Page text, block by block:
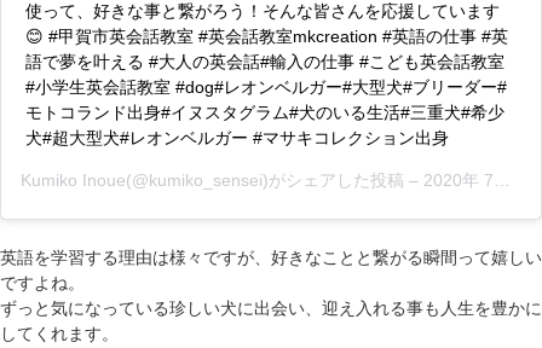
使って、好きな事と繋がろう！そんな皆さんを応援しています
😊 #甲賀市英会話教室 #英会話教室mkcreation #英語の仕事 #英
語で夢を叶える #大人の英会話#輸入の仕事 #こども英会話教室
#小学生英会話教室 #dog#レオンベルガー#大型犬#ブリーダー#
モトコランド出身#イヌスタグラム#犬のいる生活#三重犬#希少
犬#超大型犬#レオンベルガー #マサキコレクション出身
Kumiko Inoue(@kumiko_sensei)がシェアした投稿 – 2020年 7月月6日午前12時26分PDT
英語を学習する理由は様々ですが、好きなことと繋がる瞬間って嬉しい
ですよね。
ずっと気になっている珍しい犬に出会い、迎え入れる事も人生を豊かに
してくれます。